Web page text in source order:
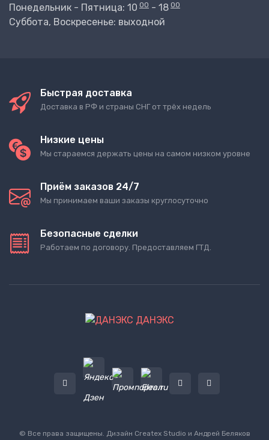
Понедельник - Пятница: 10 00 - 18 00
Суббота, Воскресенье: выходной
Быстрая доставка
Доставка в РФ и страны СНГ от трёх недель
Низкие цены
Мы стараемся держать цены на самом низком уровне
Приём заказов 24/7
Мы принимаем ваши заказы круглосуточно
Безопасные сделки
Работаем по договору. Предоставляем ГТД.
ДАНЭКС
© Все права защищены. Дизайн Createx Studio и Андрей Беляков